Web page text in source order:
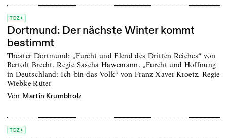
TDZ+
Dortmund: Der nächste Winter kommt
bestimmt
Theater Dortmund: „Furcht und Elend des Dritten Reiches“ von
Bertolt Brecht. Regie Sascha Hawemann. „Furcht und Hoffnung
in Deutschland: Ich bin das Volk“ von Franz Xaver Kroetz. Regie
Wiebke Rüter
von Martin Krumbholz
TDZ+